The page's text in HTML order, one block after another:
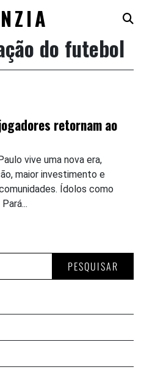
do futebol
retornam ao
vive uma nova era,
maior investimento e
Ídolos como
PESQUISAR